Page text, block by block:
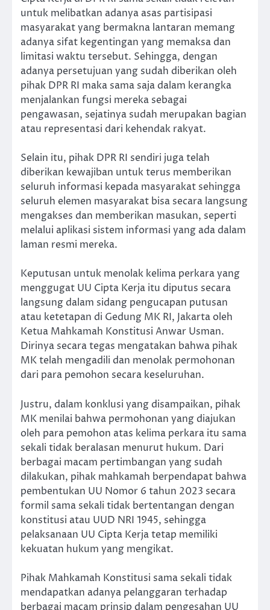
untuk melibatkan adanya asas partisipasi
masyarakat yang bermakna lantaran memang
adanya sifat kegentingan yang memaksa dan
limitasi waktu tersebut. Sehingga, dengan
adanya persetujuan yang sudah diberikan oleh
pihak DPR RI maka sama saja dalam kerangka
menjalankan fungsi mereka sebagai
pengawasan, sejatinya sudah merupakan bagian
atau representasi dari kehendak rakyat.
Selain itu, pihak DPR RI sendiri juga telah
diberikan kewajiban untuk terus memberikan
seluruh informasi kepada masyarakat sehingga
seluruh elemen masyarakat bisa secara langsung
mengakses dan memberikan masukan, seperti
melalui aplikasi sistem informasi yang ada dalam
laman resmi mereka.
Keputusan untuk menolak kelima perkara yang
menggugat UU Cipta Kerja itu diputus secara
langsung dalam sidang pengucapan putusan
atau ketetapan di Gedung MK RI, Jakarta oleh
Ketua Mahkamah Konstitusi Anwar Usman.
Dirinya secara tegas mengatakan bahwa pihak
MK telah mengadili dan menolak permohonan
dari para pemohon secara keseluruhan.
Justru, dalam konklusi yang disampaikan, pihak
MK menilai bahwa permohonan yang diajukan
oleh para pemohon atas kelima perkara itu sama
sekali tidak beralasan menurut hukum. Dari
berbagai macam pertimbangan yang sudah
dilakukan, pihak mahkamah berpendapat bahwa
pembentukan UU Nomor 6 tahun 2023 secara
formil sama sekali tidak bertentangan dengan
konstitusi atau UUD NRI 1945, sehingga
pelaksanaan UU Cipta Kerja tetap memiliki
kekuatan hukum yang mengikat.
Pihak Mahkamah Konstitusi sama sekali tidak
mendapatkan adanya pelanggaran terhadap
berbagai macam prinsip dalam pengesahan UU